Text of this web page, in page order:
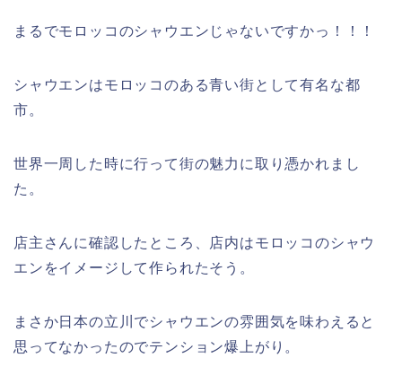
まるでモロッコのシャウエンじゃないですかっ！！！
シャウエンはモロッコのある青い街として有名な都
市。
世界一周した時に行って街の魅力に取り憑かれまし
た。
店主さんに確認したところ、店内はモロッコのシャウ
エンをイメージして作られたそう。
まさか日本の立川でシャウエンの雰囲気を味わえると
思ってなかったのでテンション爆上がり。